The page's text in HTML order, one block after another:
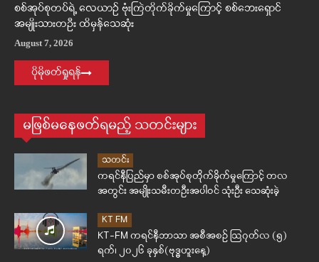
စစ်အုပ်စုတပ်ရဲ့ လေယာဉ် ဗုံးကြဲတိုက်ခိုက်မှုကြောင့် စစ်ဘေးရှောင်
အမျိုးသားတဦး ထိမှန်သေဆုံး
August 7, 2026
ပိုမိုဖတ်ရှုရန်
မဖြစ်မနေဖတ်ရမည့် သတင်းများ
သတင်း
ကရင်နီပြည်မှာ စစ်အုပ်စုတိုက်ခိုက်မှုကြောင့် တလ
အတွင်း အမျိုးသမီးတဦးအပါဝင် သုံးဦး သေဆုံးခဲ့
KT FM
KT-FM ကရင်နီဘာသာ အစီအစဉ် ဩဂုတ်လ (၅)
ရက်၊ ၂၀၂၆ ခုနှစ်(ဗုဒ္ဓဟူးနေ့)